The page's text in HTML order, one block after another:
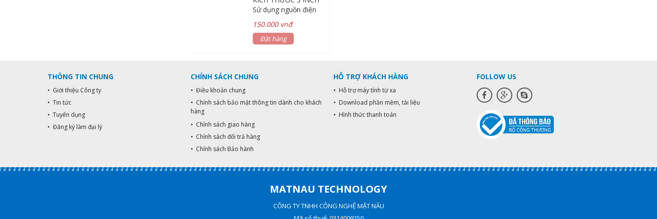
Hàng chính Hãng bảo
hành 12 tháng
Sử dụng nguồn điện
AC 220V Kích thước 3
inch - âm lượng 60db
Sử dụng cho các hệ
trường học, cơ quan,
các thiết bị hẹn giờ để
hẹn giờ chuông kêu tự
nhấn chuông khi cần
Hàng chính Hãng bảo
hành 12 tháng
150.000 vnđ
Đặt hàng
THÔNG TIN CHUNG
• Giới thiệu Công ty
• Tin tức
• Tuyển dụng
• Đăng ký làm đại lý
CHÍNH SÁCH CHUNG
• Điều khoản chung
• Chính sách bảo mật thông tin dành cho khách
hàng
• Chính sách giao hàng
• Chính sách đổi trả hàng
• Chính sách Bảo hành
HỖ TRỢ KHÁCH HÀNG
• Hỗ trợ máy tính từ xa
• Download phần mềm, tài liệu
• Hình thức thanh toán
FOLLOW US
MATNAU TECHNOLOGY
CÔNG TY TNHH CÔNG NGHỆ MẶT NÂU